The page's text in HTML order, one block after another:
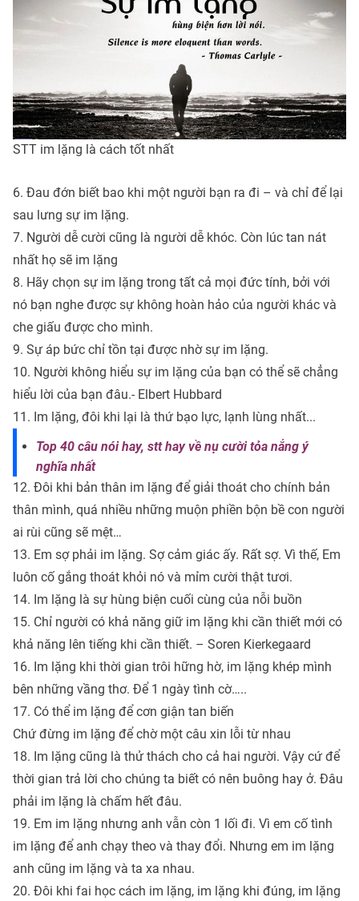
STT im lặng là cách tốt nhất
6. Đau đớn biết bao khi một người bạn ra đi – và chỉ để lại
sau lưng sự im lặng.
7. Người dễ cười cũng là người dễ khóc. Còn lúc tan nát
nhất họ sẽ im lặng
8. Hãy chọn sự im lặng trong tất cả mọi đức tính, bởi với
nó bạn nghe được sự không hoàn hảo của người khác và
che giấu được cho mình.
9. Sự áp bức chỉ tồn tại được nhờ sự im lặng.
10. Người không hiểu sự im lặng của bạn có thể sẽ chẳng
hiểu lời của bạn đâu.- Elbert Hubbard
11. Im lặng, đôi khi lại là thứ bạo lực, lạnh lùng nhất...
Top 40 câu nói hay, stt hay về nụ cười tỏa nắng ý
nghĩa nhất
12. Đôi khi bản thân im lặng để giải thoát cho chính bản
thân mình, quá nhiều những muộn phiền bộn bề con người
ai rùi cũng sẽ mệt…
13. Em sợ phải im lặng. Sợ cảm giác ấy. Rất sợ. Vì thế, Em
luôn cố gắng thoát khỏi nó và mỉm cười thật tươi.
14. Im lặng là sự hùng biện cuối cùng của nỗi buồn
15. Chỉ người có khả năng giữ im lặng khi cần thiết mới có
khả năng lên tiếng khi cần thiết. – Soren Kierkegaard
16. Im lặng khi thời gian trôi hững hờ, im lặng khép mình
bên những vầng thơ. Để 1 ngày tình cờ…..
17. Có thể im lặng để cơn giận tan biến
Chứ đừng im lặng để chờ một câu xin lỗi từ nhau
18. Im lặng cũng là thử thách cho cả hai người. Vậy cứ để
thời gian trả lời cho chúng ta biết có nên buông hay ở. Đâu
phải im lặng là chấm hết đâu.
19. Em im lặng nhưng anh vẫn còn 1 lối đi. Vì em cố tình
im lặng để anh chạy theo và thay đổi. Nhưng em im lặng
anh cũng im lặng và ta xa nhau.
20. Đôi khi fai học cách im lặng, im lặng khi đúng, im lặng